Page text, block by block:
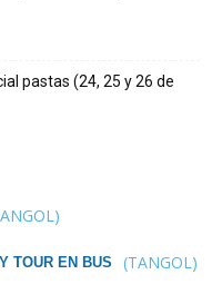
pastas (24, 25 y 26 de
TOUR EN BUS (TANGOL)